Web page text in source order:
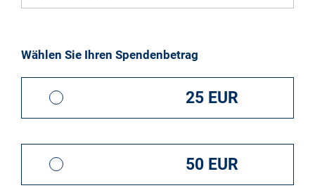
Wählen Sie Ihren Spendenbetrag
25 EUR
50 EUR